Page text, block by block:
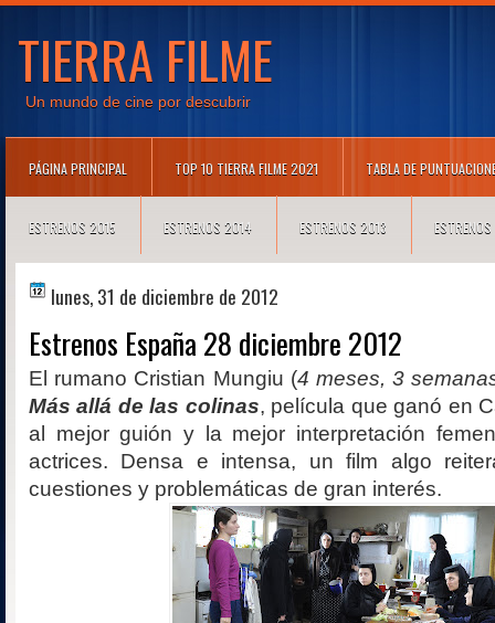
TIERRA FILME
Un mundo de cine por descubrir
PÁGINA PRINCIPAL TOP 10 TIERRA FILME 2021 TABLA DE
ESTRENOS 2015 ESTRENOS 2014 ESTRENOS 2013
lunes, 31 de diciembre de 2012
Estrenos España 28 diciembre 2012
El rumano Cristian Mungiu (4 meses, 3
Más allá de las colinas, película que ganó en
al mejor guión y la mejor interpretación
actrices. Densa e intensa, un film algo
cuestiones y problemáticas de gran interés.